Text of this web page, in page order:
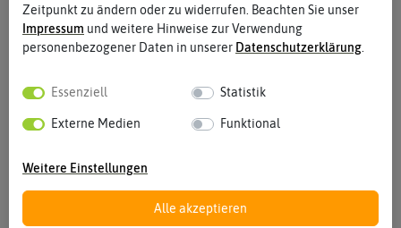
Zeitpunkt zu ändern oder zu widerrufen. Beachten Sie unser
Impressum und weitere Hinweise zur Verwendung
personenbezogener Daten in unserer Daten­schutz­erklärung.
Essenziell Statistik
Externe Medien Funktional
Weitere Einstellungen
Alle akzeptieren